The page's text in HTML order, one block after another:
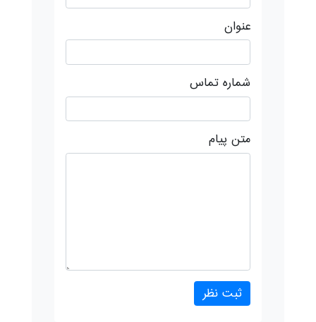
عنوان
شماره تماس
متن پیام